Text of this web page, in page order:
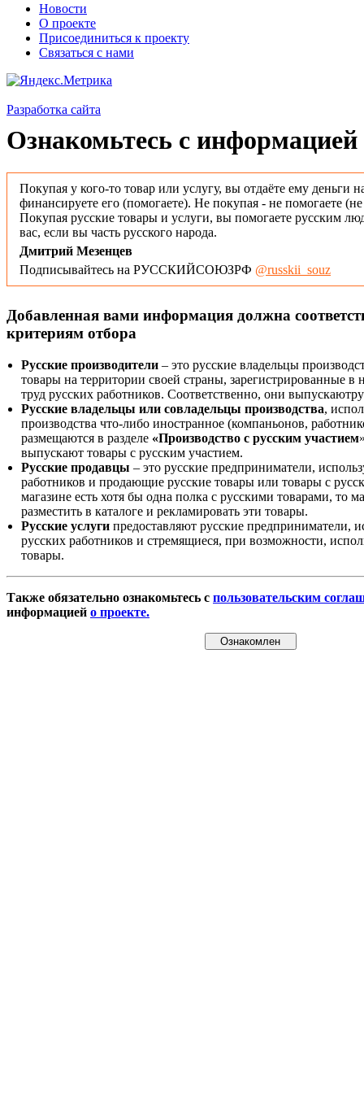
Новости
О проекте
Присоединиться к проекту
Связаться с нами
Разработка сайта
Ознакомьтесь с информацией
Покупая у кого-то товар или услугу, вы отдаёте ему деньги
финансируете его (помогаете). Не покупая - не помогаете
Покупая русские товары и услуги, вы помогаете русским
вас, если вы часть русского народа.
Дмитрий Мезенцев
Подписывайтесь на РУССКИЙСОЮЗРФ @russkii_souz
Добавленная вами информация должна
критериям отбора
Русские производители – это русские владельцы
товары на территории своей страны, зарегистрированные
труд русских работников. Соответственно, они
Русские владельцы или совладельцы производства,
производства что-либо иностранное (компаньонов,
размещаются в разделе «Производство с русским участием
выпускают товары с русским участием.
Русские продавцы – это русские предприниматели,
работников и продающие русские товары или товары с
магазине есть хотя бы одна полка с русскими товарами, то
разместить в каталоге и рекламировать эти товары.
Русские услуги предоставляют русские предприниматели,
русских работников и стремящиеся, при возможности,
товары.
Также обязательно ознакомьтесь с пользовательским
информацией о проекте.
Ознакомлен